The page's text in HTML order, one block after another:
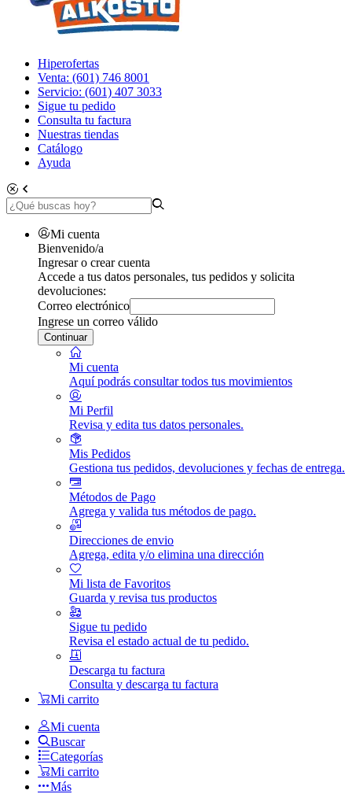
Hiperofertas
Venta: (601) 746 8001
Servicio: (601) 407 3033
Sigue tu pedido
Consulta tu factura
Nuestras tiendas
Catálogo
Ayuda
Mi cuenta
Bienvenido/a
Ingresar o crear cuenta
Accede a tus datos personales, tus pedidos y solicita
devoluciones:
Correo electrónico
Ingrese un correo válido
Continuar
Mi cuenta
Aquí podrás consultar todos tus movimientos
Mi Perfil
Revisa y edita tus datos personales.
Mis Pedidos
Gestiona tus pedidos, devoluciones y fechas de entrega.
Métodos de Pago
Agrega y valida tus métodos de pago.
Direcciones de envio
Agrega, edita y/o elimina una dirección
Mi lista de Favoritos
Guarda y revisa tus productos
Sigue tu pedido
Revisa el estado actual de tu pedido.
Descarga tu factura
Consulta y descarga tu factura
Mi carrito
Mi cuenta
Buscar
Categorías
Mi carrito
Más